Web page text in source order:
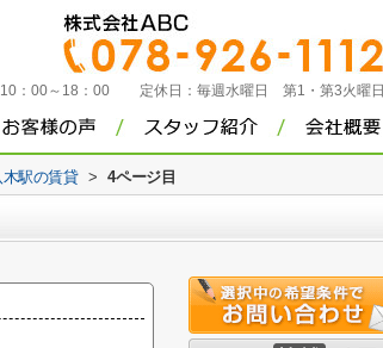
10：00～18：00 定休日： 毎週水曜日 第1・第3火曜日
駅の賃貸 > 4ページ目